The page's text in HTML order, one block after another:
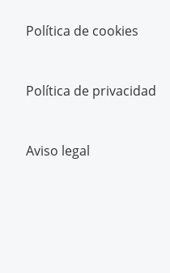
Política de cookies
Política de privacidad
Aviso legal